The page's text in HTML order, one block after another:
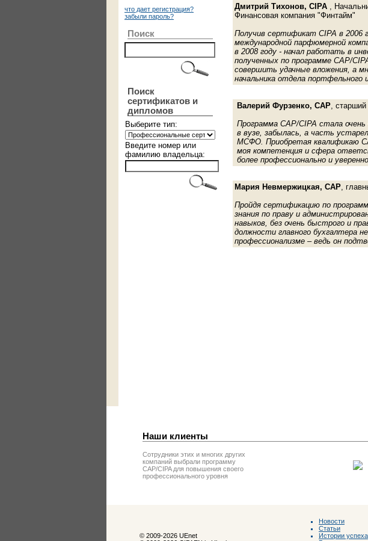
что дает регистрация?
забыли пароль?
Поиск
Поиск
сертификатов и
дипломов
Выберите тип:
Введите номер или
фамилию владельца:
Дмитрий Тихонов, CIPA ,
Финансовая компания "Финтайм"
Получив сертификат CIPA в 2006
международной парфюмерной
в 2008 году - начал работать в
полученных по программе CAP/
совершить удачные вложения, а
начальника отдела портфельного
Валерий Фурзенко, CAP, cтарший
Программа CAP/CIPA стала
в вузе, забылась, а часть
МСФО. Приобретая квалификаю
моя компетенция и сфера
более профессионально и
Мария Невмержицкая, CAP,
Пройдя сертификацию по
знания по праву и
навыков, без очень быстрого и
должности главного бухгалтера
профессионализме – ведь он
Наши клиенты
Сотрудники этих и многих других
компаний выбрали программу
CAP/CIPA для повышения своего
профессионального уровня
© 2009-2026 UEnet
Новости
Статьи
Истории успеха